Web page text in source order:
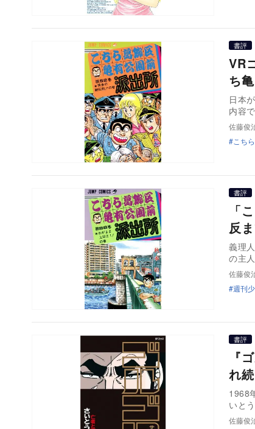
書評
VR
ち
日本
内容
佐藤俊
こち
書評
「
反
義理
の主
佐藤俊
週刊
書評
『
れ
1968
いと
佐藤俊